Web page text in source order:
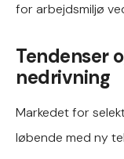
for arbejdsmiljø
Tendenser
nedrivning
Markedet for
løbende med ny